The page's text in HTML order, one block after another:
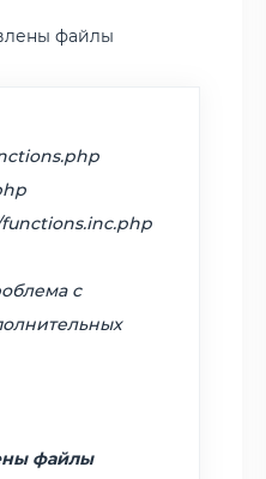
файлы
с
файлы